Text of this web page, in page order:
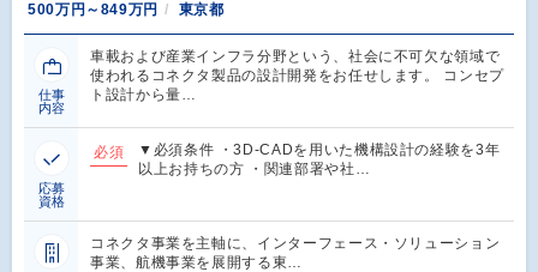
500万円～849万円
東京都
仕事
内容
車載および産業インフラ分野という、社会に不可欠な領域で
使われるコネクタ製品の設計開発をお任せします。 コンセプ
ト設計から量…
応募
資格
必須
▼必須条件 ・3D-CADを用いた機構設計の経験を3年
以上お持ちの方 ・関連部署や社…
コネクタ事業を主軸に、インターフェース・ソリューション
事業、航機事業を展開する東…